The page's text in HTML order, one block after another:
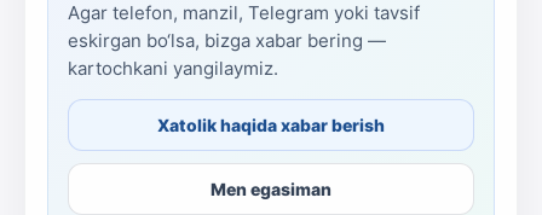
Agar telefon, manzil, Telegram yoki tavsif
eskirgan bo‘lsa, bizga xabar bering —
kartochkani yangilaymiz.
Xatolik haqida xabar berish
Men egasiman